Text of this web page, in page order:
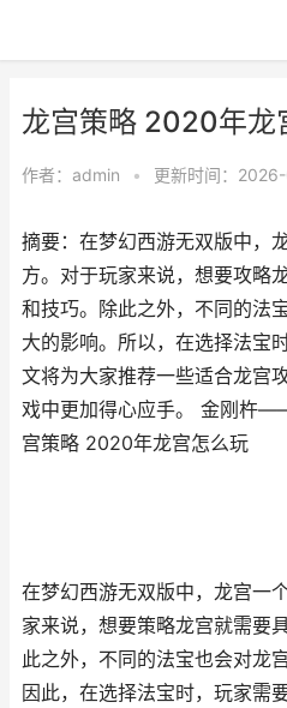
龙宫策略 2020年龙
作者： admin • 更新时间：
摘要：在梦幻西游无双版中，
方。对于玩家来说，想要攻略
和技巧。除此之外，不同的法
大的影响。所以，在选择法宝
文将为大家推荐一些适合龙宫
戏中更加得心应手。 金刚杵
宫策略 2020年龙宫怎么玩
在梦幻西游无双版中，龙宫一
家来说，想要策略龙宫就需要
此之外，不同的法宝也会对龙
因此，在选择法宝时，玩家需